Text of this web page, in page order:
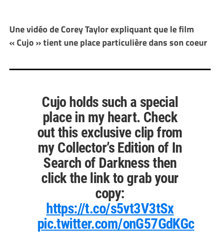
Une vidéo de Corey Taylor expliquant que le film
« Cujo » tient une place particulière dans son coeur
Cujo holds such a special
place in my heart. Check
out this exclusive clip from
my Collector’s Edition of In
Search of Darkness then
click the link to grab your
copy:
https://t.co/s5vt3V3tSx
pic.twitter.com/onG57GdKGc